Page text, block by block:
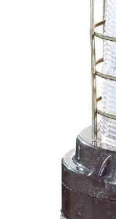
Werken bij Hertek